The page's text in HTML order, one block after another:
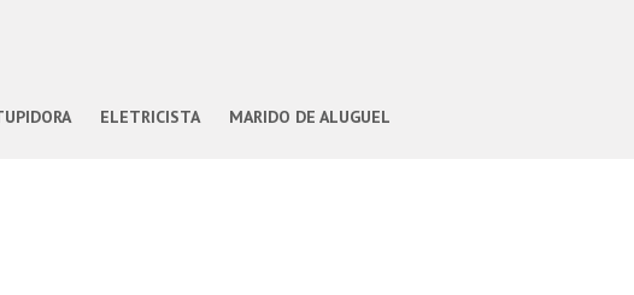
ELETRICISTA MARIDO DE ALUGUEL